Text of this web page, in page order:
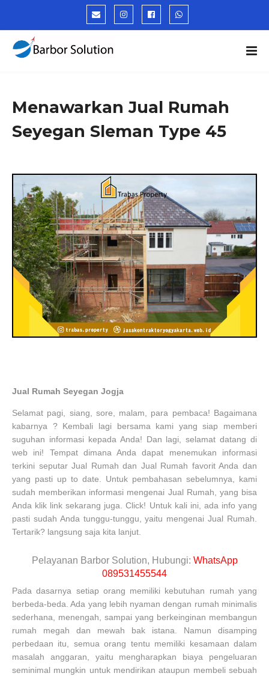
Menawarkan Jual Rumah
Seyegan Sleman Type 45
Jual Rumah Seyegan Jogja
Selamat pagi, siang, sore, malam, para pembaca! Bagaimana
kabarnya ? Kembali lagi bersama kami yang siap memberi
suguhan informasi kepada Anda! Dan lagi, selamat datang di
web ini! Tempat dimana Anda dapat menemukan informasi
terkini seputar Jual Rumah dan Jual Rumah favorit Anda dan
yang pasti up to date. Untuk pembahasan sebelumnya, kami
sudah memberikan informasi mengenai Jual Rumah, yang bisa
Anda klik link sekarang juga. Click! Untuk kali ini, ada info yang
pasti sudah Anda tunggu-tunggu, yaitu mengenai Jual Rumah.
Tertarik? langsung saja kita lanjut.
Pelayanan Barbor Solution, Hubungi: WhatsApp
089531455544
Pada dasarnya setiap orang memiliki kebutuhan rumah yang
berbeda-beda. Ada yang lebih nyaman dengan rumah minimalis
sederhana, menengah, sampai yang berkeinginan membangun
rumah megah dan mewah bak istana. Namun disamping
perbedaan itu, semua orang tentu memiliki kesamaan dalam
masalah anggaran, yaitu mengharapkan biaya pengeluaran
seminimal mungkin untuk mendirikan ataupun membeli sebuah